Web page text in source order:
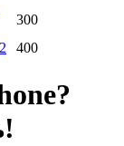
300
400